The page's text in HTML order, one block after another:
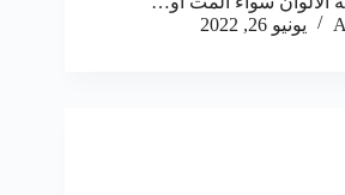
يونيو 26, 2022